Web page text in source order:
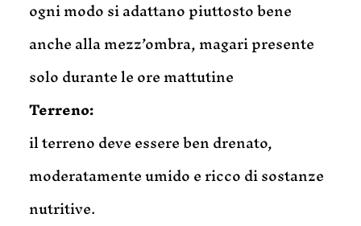
ogni modo si adattano piuttosto bene
anche alla mezz’ombra, magari presente
solo durante le ore mattutine
Terreno:
il terreno deve essere ben drenato,
moderatamente umido e ricco di sostanze
nutritive.